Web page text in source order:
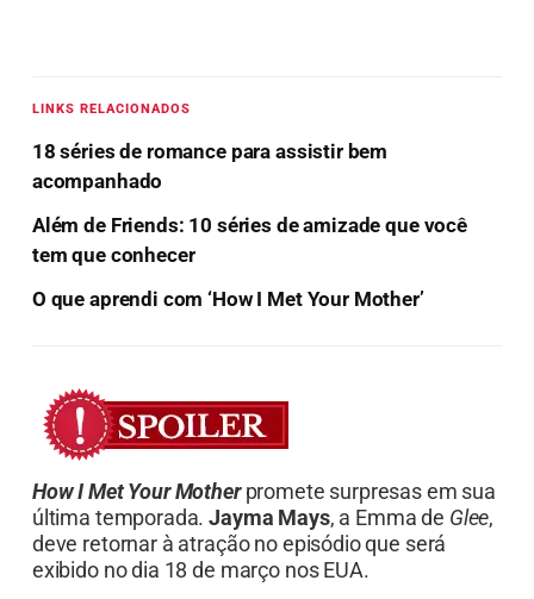
LINKS RELACIONADOS
18 séries de romance para assistir bem
acompanhado
Além de Friends: 10 séries de amizade que você
tem que conhecer
O que aprendi com ‘How I Met Your Mother’
How I Met Your Motherpromete surpresas em sua
última temporada.Jayma Mays, a Emma de Glee,
deve retornar à atração no episódio que será
exibido no dia 18 de março nos EUA.